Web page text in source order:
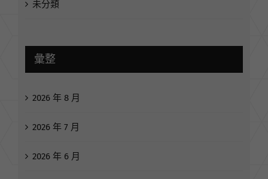
未分類
彙整
2026 年 8 月
2026 年 7 月
2026 年 6 月